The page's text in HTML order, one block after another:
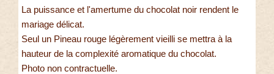
La puissance et l'amertume du chocolat noir rendent le
mariage délicat.
Seul un Pineau rouge légèrement vieilli se mettra à la
hauteur de la complexité aromatique du chocolat.
Photo non contractuelle.